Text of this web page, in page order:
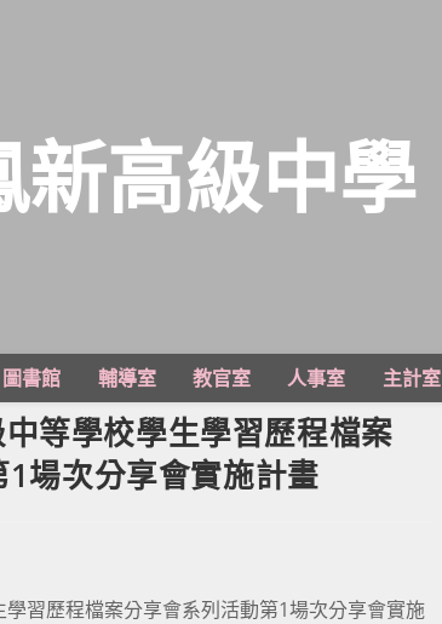
新高級中學
圖書館 輔導室 教官室 人事室 主計室
等學校學生學習歷程檔案
場次分享會實施計畫
習歷程檔案分享會系列活動第1場次分享會實施